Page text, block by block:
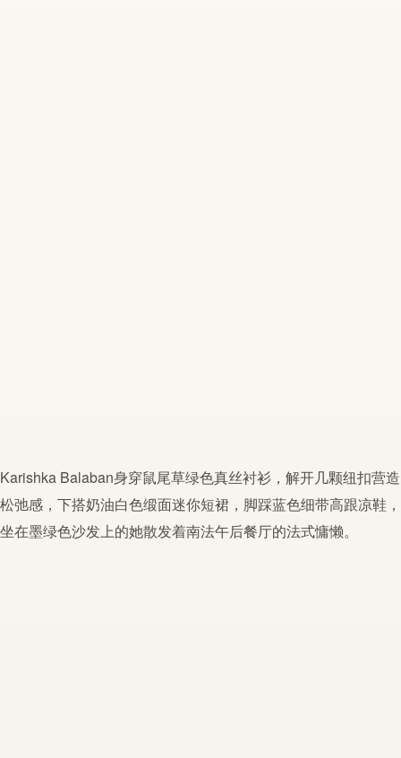
Karishka Balaban身穿鼠尾草绿色真丝衬衫，解开几颗纽扣营造
松弛感，下搭奶油白色缎面迷你短裙，脚踩蓝色细带高跟凉鞋，
坐在墨绿色沙发上的她散发着南法午后餐厅的法式慵懒。